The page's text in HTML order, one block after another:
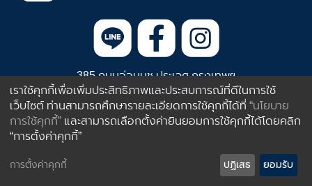
385 ถนนอ่อนนุช ประเวศ กรุงเทพฯ
ประเทศไทย 10250
© 2013 by CNP Plastic Industries Co.,Ltd
เราใช้คุกกี้เพื่อเพิ่มประสิทธิภาพและประสบการณ์ที่ดีในการใช้
เว็บไซต์ ท่านสามารถศึกษารายละเอียดการใช้คุกกี้ได้ที่ “นโยบาย
การใช้คุกกี้” และสามารถเลือกตั้งค่ายินยอมการใช้คุกกี้ได้โดยคลิก
“การตั้งค่าคุกกี้”
การตั้งค่าคุกกี้ ปฏิเสธ ยอมรับ